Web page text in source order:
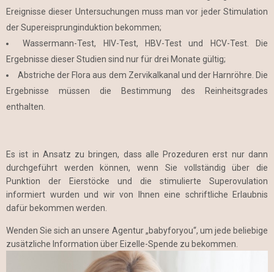
Ereignisse dieser Untersuchungen muss man vor jeder Stimulation
der Supereisprunginduktion bekommen;
Wassermann-Test, HIV-Test, HBV-Test und HCV-Test. Die
Ergebnisse dieser Studien sind nur für drei Monate gültig;
Abstriche der Flora aus dem Zervikalkanal und der Harnröhre. Die
Ergebnisse müssen die Bestimmung des Reinheitsgrades
enthalten.
Es ist in Ansatz zu bringen, dass alle Prozeduren erst nur dann
durchgeführt werden können, wenn Sie vollständig über die
Punktion der Eierstöcke und die stimulierte Superovulation
informiert wurden und wir von Ihnen eine schriftliche Erlaubnis
dafür bekommen werden.
Wenden Sie sich an unsere Agentur „babyforyou“, um jede beliebige
zusätzliche Information über Eizelle-Spende zu bekommen.